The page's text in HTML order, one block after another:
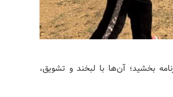
بخشید؛ آن‌ها با لبخند و تشویق،